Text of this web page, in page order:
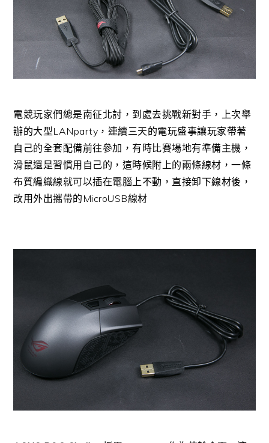
電競玩家們總是南征北討，到處去挑戰新對手，上次舉
辦的大型LANparty，連續三天的電玩盛事讓玩家帶著
自己的全套配備前往參加，有時比賽場地有準備主機，
滑鼠還是習慣用自己的，這時候附上的兩條線材，一條
布質編織線就可以插在電腦上不動，直接卸下線材後，
改用外出攜帶的MicroUSB線材